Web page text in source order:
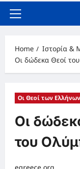
Primary
Home Ιστορία &
Οι δώδεκα Θεοί
Οι Θεοί των Ελλήνων
Οι
του